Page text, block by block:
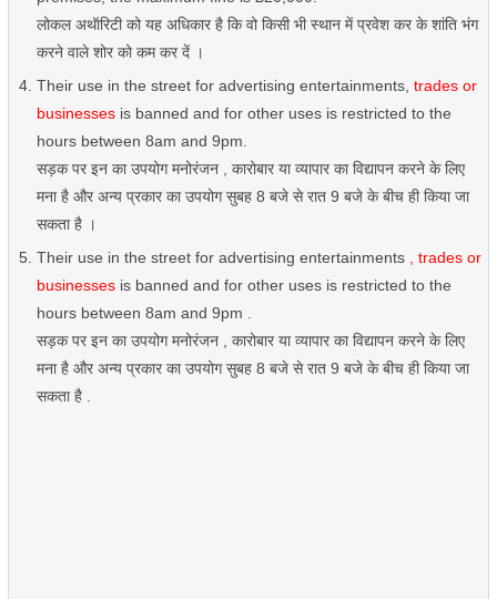
लोकल अथॅारिटी को यह अधिकार है कि वो किसी भी स्थान में प्रवेश कर के शांति भंग
करने वाले शोर को कम कर दें ।
Their use in the street for advertising entertainments, trades or
businesses is banned and for other uses is restricted to the
hours between 8am and 9pm.
सड़क पर इन का उपयोग मनोरंजन , कारोबार या व्यापार का विद्यापन करने के लिए
मना है और अन्य प्रकार का उपयोग सुबह 8 बजे से रात 9 बजे के बीच ही किया जा
सकता है ।
Their use in the street for advertising entertainments
, trades or
businesses is banned and for other uses is restricted to the
hours between 8am and 9pm .
सड़क पर इन का उपयोग मनोरंजन , कारोबार या व्यापार का विद्यापन करने के लिए
मना है और अन्य प्रकार का उपयोग सुबह 8 बजे से रात 9 बजे के बीच ही किया जा
सकता है .